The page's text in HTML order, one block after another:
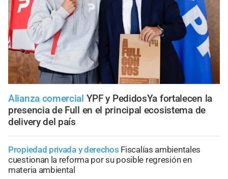
Alianza comercial YPF y PedidosYa fortalecen la
presencia de Full en el principal ecosistema de
delivery del país
Propiedad privada y derechos Fiscalías ambientales
cuestionan la reforma por su posible regresión en
materia ambiental